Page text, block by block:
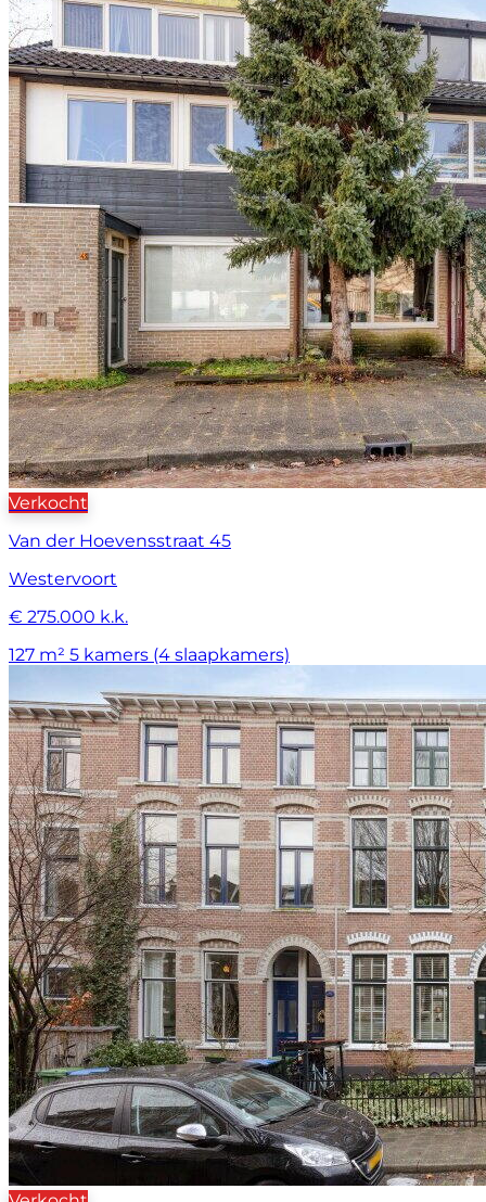
Verkocht
Van der Hoevensstraat 45
Westervoort
€ 275.000 k.k.
127 m² 5 kamers (4 slaapkamers)